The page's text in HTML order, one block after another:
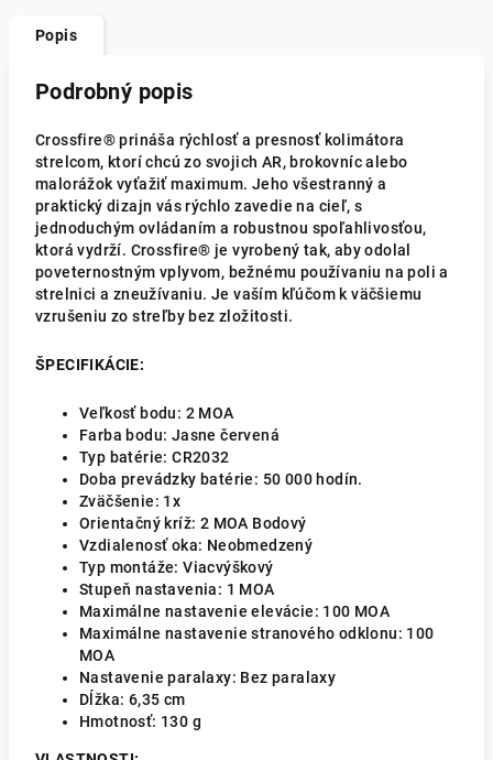
Popis
Podrobný popis
Crossfire® prináša rýchlosť a presnosť kolimátora
strelcom, ktorí chcú zo svojich AR, brokovníc alebo
malorážok vyťažiť maximum. Jeho všestranný a
praktický dizajn vás rýchlo zavedie na cieľ, s
jednoduchým ovládaním a robustnou spoľahlivosťou,
ktorá vydrží. Crossfire® je vyrobený tak, aby odolal
poveternostným vplyvom, bežnému používaniu na poli a
strelnici a zneužívaniu. Je vaším kľúčom k väčšiemu
vzrušeniu zo streľby bez zložitosti.
ŠPECIFIKÁCIE:
Veľkosť bodu: 2 MOA
Farba bodu: Jasne červená
Typ batérie: CR2032
Doba prevádzky batérie: 50 000 hodín.
Zväčšenie: 1x
Orientačný kríž: 2 MOA Bodový
Vzdialenosť oka: Neobmedzený
Typ montáže: Viacvýškový
Stupeň nastavenia: 1 MOA
Maximálne nastavenie elevácie: 100 MOA
Maximálne nastavenie stranového odklonu: 100
MOA
Nastavenie paralaxy: Bez paralaxy
Dĺžka: 6,35 cm
Hmotnosť: 130 g